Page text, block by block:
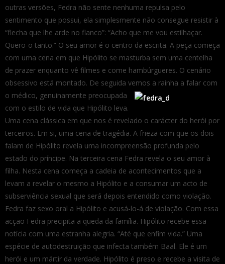
outras versões, Fedra não sente nenhuma repulsa pelo
sentimento que possui, ela simplesmente não consegue resistir à
“flecha que lhe arde no flanco”: “Acho que me vou estilhaçar.
Quero-o tanto.” O seu amor é o centro da escrita. A peça começa
com uma cena em que Hipólito se masturba sem uma centelha
de prazer enquanto vê filmes e come hambúrgueres. O cenário
obsessivo está montado. De seguida vemos a rainha a falar com
o médico, genuinamente preocupada
com o estilo de vida que Hipólito leva.
Uma cena clássica em que nos é revelado o carácter do herói por
terceiros. Em si, uma cena de tragédia. A frieza com que os dois
falam de Hipólito revela uma incompreensão profunda pelo
estado do príncipe. Na terceira cena Fedra revela o seu amor à
filha. Nesta cena começa a cadeia de acontecimentos que a
levam a revelar o mesmo a Hipólito e a consumar um acto de
subserviência sexual que será depois entendido como violação.
Fedra faz sexo oral a Hipólito e acusá-lo-á de violação. Com essa
acção Fedra precipita a queda da família. Hipólito recebe essa
notícia com uma estranha alegria. “Até que enfim vida.” Uma
espécie de autodestruição que infecta também Baal. Ele é um
herói e um mártir da verdade. Hipólito é preso e recebe a visita de